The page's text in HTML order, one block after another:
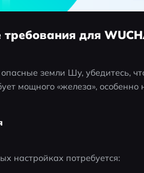
для
земли Шу, убедитесь,
мощного «железа»,
настройках потребуется: